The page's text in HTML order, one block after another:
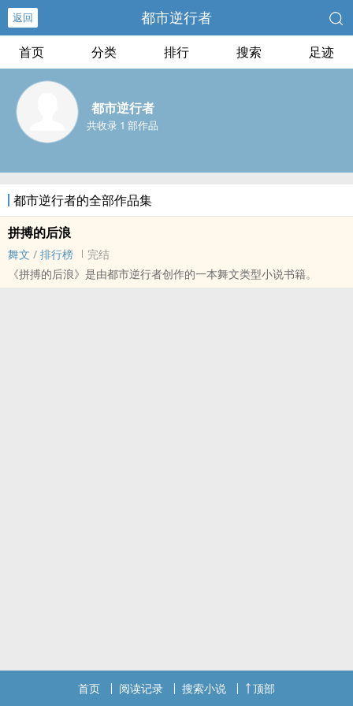
返回 都市逆行者
首页 分类 排行 搜索 足迹
都市逆行者
共收录 1 部作品
都市逆行者的全部作品集
拼搏的后浪
舞文 / 排行榜
完结
《拼搏的后浪》是由都市逆行者创作的一本舞文类型小说书籍。
首页 阅读记录 搜索小说 顶部